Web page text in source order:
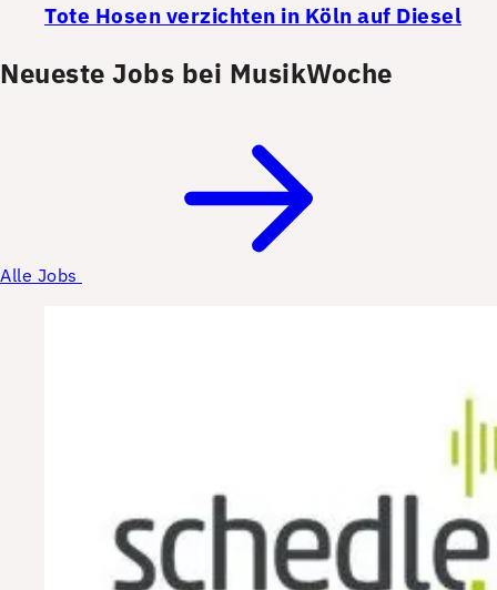
Tote Hosen verzichten in Köln auf Diesel
Neueste Jobs bei MusikWoche
Alle Jobs